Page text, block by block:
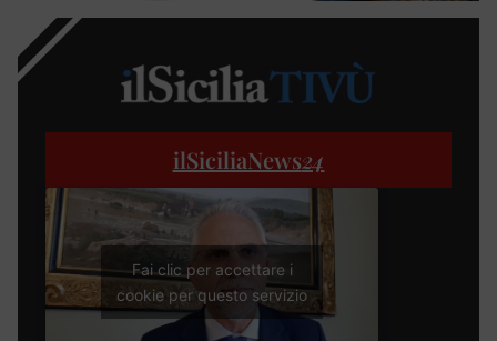
ilSiciliaNews24
Fai clic per accettare i
cookie per questo servizio